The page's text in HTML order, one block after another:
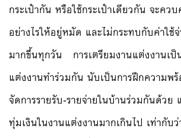
กระเป๋ากัน หรือใช้กระเป๋าเดียวกัน จะคว
อย่างไรให้อยู่หมัด และไม่กระทบกับค่าใ
มากขึ้นทุกวัน การเตรียมงานแต่งงานเป็
แต่งงานทำร่วมกัน นับเป็นการฝึกความพร้
จัดการรายรับ-รายจ่ายในบ้านร่วมกันด้วย
ทุ่มเงินในงานแต่งงานมากเกินไป เท่ากับ